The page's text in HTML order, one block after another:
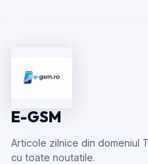
E-GSM
Articole zilnice din domeniul
cu toate noutatile.